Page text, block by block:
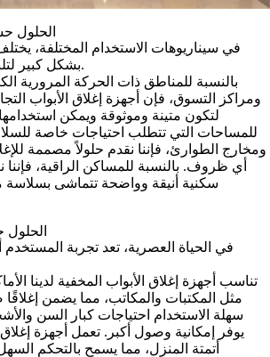
الحلول
في سيناريوهات الاستخدام المختلفة،
بشكل كبير لتلبية الاحتياجات المحددة.
بالنسبة للمناطق ذات الحركة المرورية
ومراكز التسوق، فإن أجهزة إغلاق الأبواب
لتكون متينة وموثوقة ويمكن
للمساحات التي تتطلب احتياجات خاصة
ومخارج الطوارئ، فإننا نقدم حلولاً مصممة
أي ظروف. بالنسبة للمساكن الراقية، فإننا
سكنية أنيقة وواضحة تتماشى بسلاسة
في الحياة العصرية، تعد تجربة المستخدم
تناسب أجهزة إغلاق الأبواب المخفية لدينا
مثل المكتبات والمكاتب، مما يضمن إغلاقًا
سهلة الاستخدام احتياجات كبار السن
يوفر إمكانية وصول أكبر. تعمل أجهزة إغلاق
أتمتة المنزل، مما يسمح بالتحكم